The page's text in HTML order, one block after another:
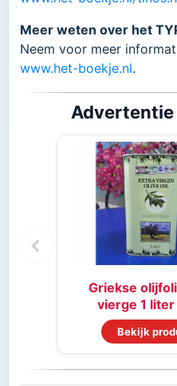
Meer weten over het
Neem voor meer
www.het-boekje.nl.
Advertentie
Griekse
vierge 1
Bekijk